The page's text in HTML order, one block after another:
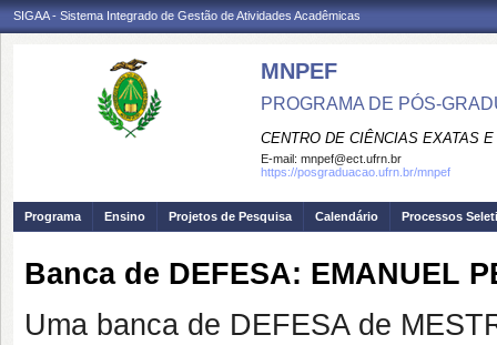
SIGAA - Sistema Integrado de Gestão de Atividades Acadêmicas
MNPEF
PROGRAMA DE PÓS-
CENTRO DE CIÊNCIAS EXATAS
E-mail: mnpef@ect.ufrn.br
https://posgraduacao.ufrn.br/mnpef
Programa Ensino Projetos de Pesquisa Calendário Processos
Banca de DEFESA: EMANUEL
Uma banca de DEFESA de